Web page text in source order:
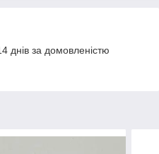
днів за домовленістю